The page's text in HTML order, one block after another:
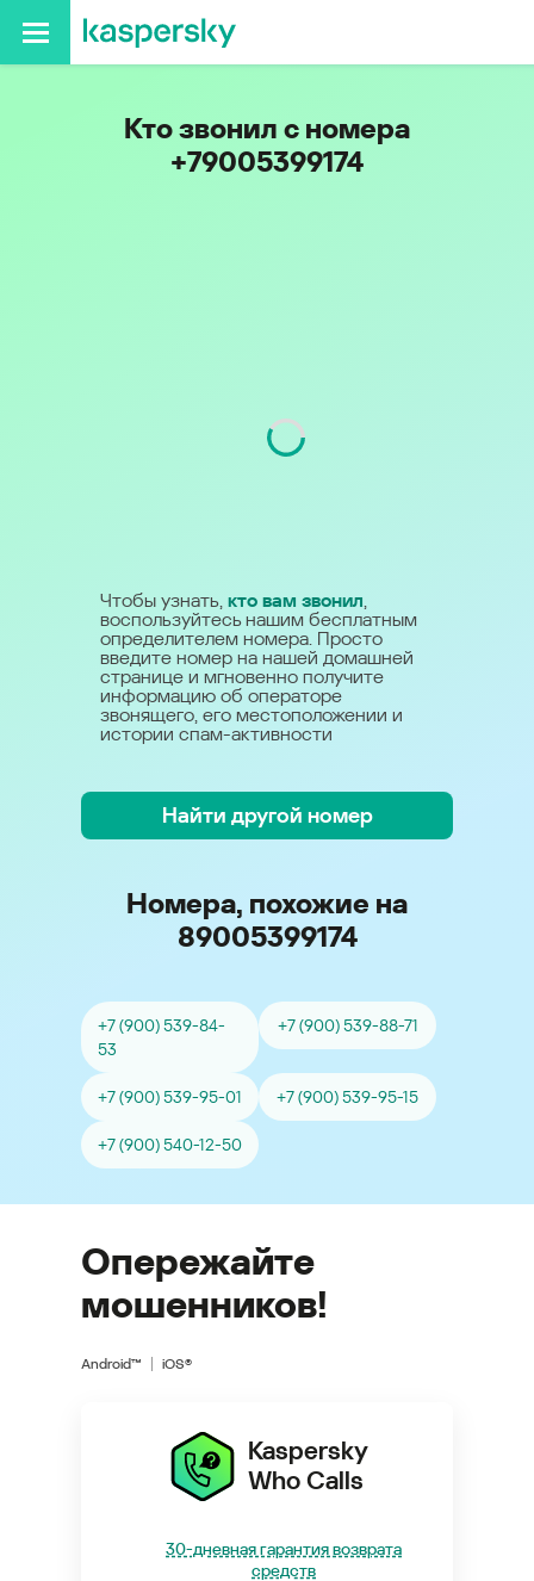
Кто звонил с номера
+79005399174
Чтобы узнать, кто вам звонил,
воспользуйтесь нашим бесплатным
определителем номера. Просто
введите номер на нашей домашней
странице и мгновенно получите
информацию об операторе
звонящего, его местоположении и
истории спам-активности
Найти другой номер
Номера, похожие на
89005399174
+7 (900) 539-84-
53
+7 (900) 539-88-71
+7 (900) 539-95-01 +7 (900) 539-95-15
+7 (900) 540-12-50
Опережайте
мошенников!
Android™ iOS®
Kaspersky
Who Calls
30-дневная гарантия возврата
средств